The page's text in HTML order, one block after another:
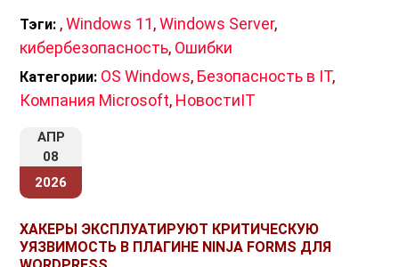
последствий. В других случаях ошибки могут
привести к серьезным последствиям, таким
как материальный ущерб, человеческие
жертвы или экологические катастрофы.
Методы обнаружения и устранения
ошибок
различные методы. Среди них можно
Тэги: ,Windows 11,Windows Server,
кибербезопасность, Ошибки
Категории: OS Windows, Безопасность в IT,
Компания Microsoft, НовостиIT
АПР
08
2026
ХАКЕРЫ ЭКСПЛУАТИРУЮТ КРИТИЧЕСКУЮ
УЯЗВИМОСТЬ В ПЛАГИНЕ NINJA FORMS ДЛЯ